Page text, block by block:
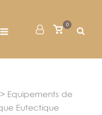
Mon
Voir
0
> Equipements de
Eutectique